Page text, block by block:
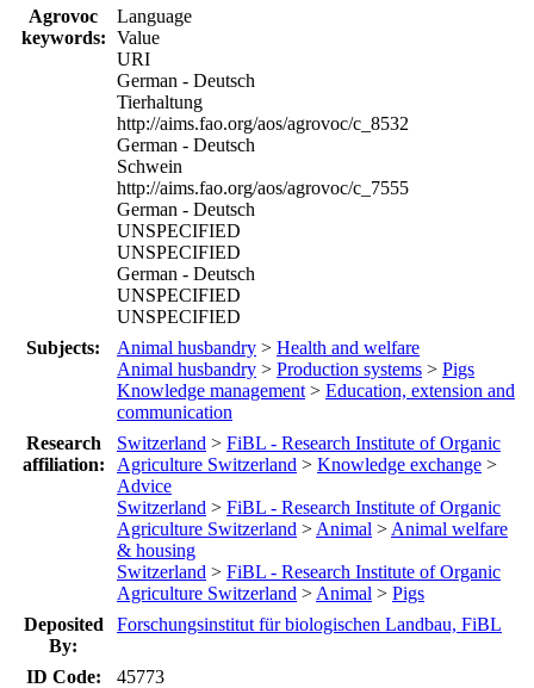
Agrovoc
keywords:
Language
Value
URI
German - Deutsch
Tierhaltung
http://aims.fao.org/aos/agrovoc/c_8532
German - Deutsch
Schwein
http://aims.fao.org/aos/agrovoc/c_7555
German - Deutsch
UNSPECIFIED
UNSPECIFIED
German - Deutsch
UNSPECIFIED
UNSPECIFIED
Subjects:
Animal husbandry > Health and welfare
Animal husbandry > Production systems > Pigs
Knowledge management > Education, extension and
communication
Research
affiliation:
Switzerland > FiBL - Research Institute of Organic
Agriculture Switzerland > Knowledge exchange >
Advice
Switzerland > FiBL - Research Institute of Organic
Agriculture Switzerland > Animal > Animal welfare
& housing
Switzerland > FiBL - Research Institute of Organic
Agriculture Switzerland > Animal > Pigs
Deposited
By:
Forschungsinstitut für biologischen Landbau, FiBL
ID Code:
45773